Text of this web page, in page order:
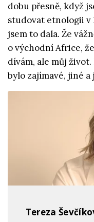
dobu přesně, když
studovat etnologii v
jsem to dala. Že
o východní Africe,
dívám, ale můj
bylo zajímavé, jiné
Tereza